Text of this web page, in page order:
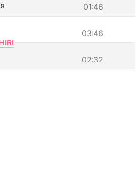
01:46
03:46
02:32